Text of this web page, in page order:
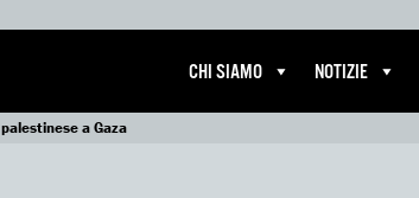
CHI SIAMO NOTIZIE
a Gaza